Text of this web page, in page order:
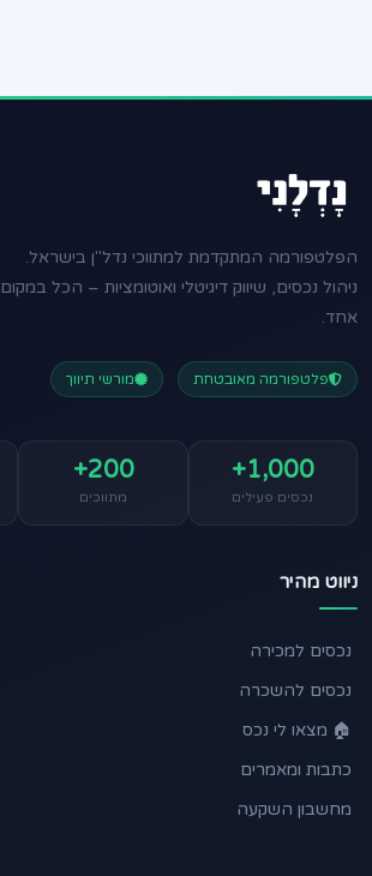
הפלטפורמה המתקדמת למתווכי נדל"ן בישראל.
ניהול נכסים, שיווק דיגיטלי ואוטומציות – הכל במקום
אחד.
פלטפורמה מאובטחת מורשי תיווך
1,000+
נכסים פעילים
200+
מתווכים
ניווט מהיר
נכסים למכירה
נכסים להשכרה
🏠 מצאו לי נכס
כתבות ומאמרים
מחשבון השקעה